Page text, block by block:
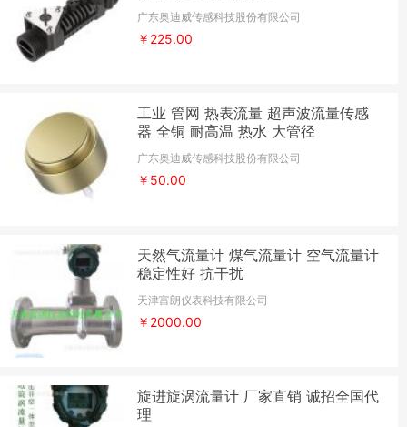
广东奥迪威传感科技股份有限公司
￥225.00
工业 管网 热表流量 超声波流量传感
器 全铜 耐高温 热水 大管径
广东奥迪威传感科技股份有限公司
￥50.00
天然气流量计 煤气流量计 空气流量计
稳定性好 抗干扰
天津富朗仪表科技有限公司
￥2000.00
旋进旋涡流量计 厂家直销 诚招全国代
理